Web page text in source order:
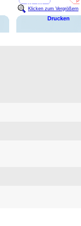
Klicken zum Vergrößern
Drucken